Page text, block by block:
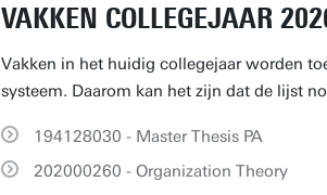
VAKKEN COLLEGEJAAR
Vakken in het huidig collegejaar worden
systeem. Daarom kan het zijn dat de lijst
194128030 - Master Thesis PA
202000260 - Organization Theory